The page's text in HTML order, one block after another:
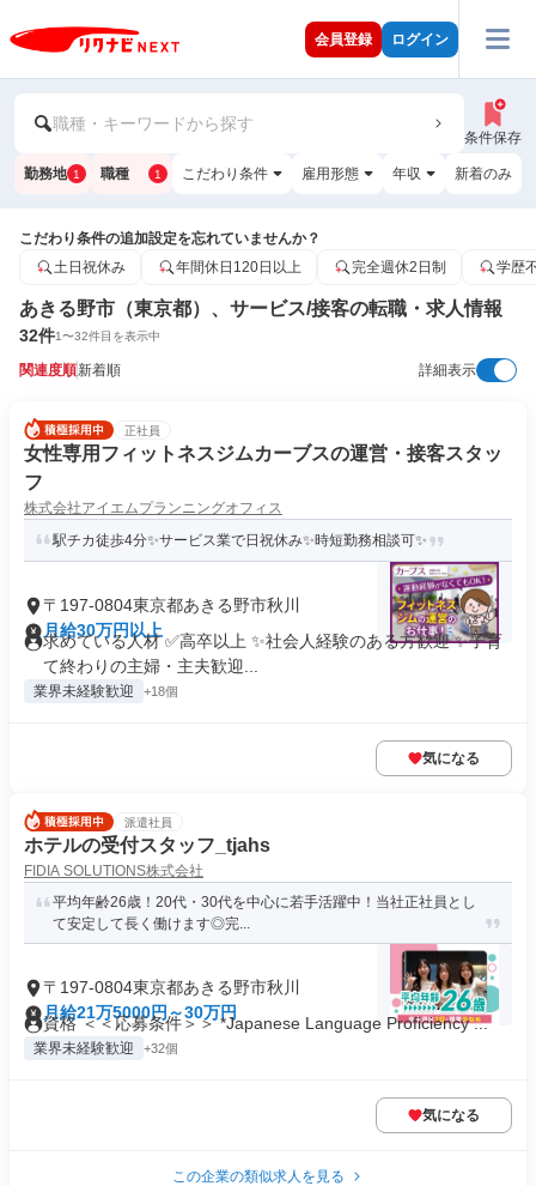
会員登録 ログイン
職種・キーワードから探す
条件保存
勤務地 1 職種 1 こだわり条件 雇用形態 年収 新着のみ
こだわり条件の追加設定を忘れていませんか？
土日祝休み
年間休日120日以上 完全週休2日制 学歴
あきる野市（東京都）、サービス/接客の転職・求人情報
32件1〜32件目を表示中
関連度順新着順 詳細表示
正社員
女性専用フィットネスジムカーブスの運営・接客スタッ
フ
株式会社アイエムプランニングオフィス
駅チカ徒歩4分✨サービス業で日祝休み✨時短勤務相談可✨
〒197-0804東京都あきる野市秋川
月給30万円以上
求めている人材 ✅高卒以上 ✨社会人経験のある方歓迎 ✨子育
て終わりの主婦・主夫歓迎...
業界未経験歓迎 +18個
気になる
派遣社員
ホテルの受付スタッフ_tjahs
FIDIA SOLUTIONS株式会社
平均年齢26歳！20代・30代を中心に若手活躍中！当社正社員とし
て安定して長く働けます◎完...
〒197-0804東京都あきる野市秋川
月給21万5000円～30万円
資格 ＜＜応募条件＞＞ *Japanese Language Proficiency ...
業界未経験歓迎 +32個
気になる
この企業の類似求人を見る